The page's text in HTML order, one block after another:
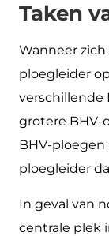
Taken
Wanneer
ploegleider
verschillende
grotere BHV-
BHV-ploegen
ploegleider
In geval van
centrale plek